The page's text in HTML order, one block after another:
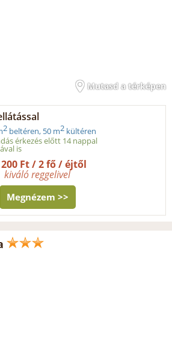
Mutasd a térképen
2 beltéren, 50 m2 kültéren
érkezés előtt 14 nappal
is
200 Ft / 2 fő / éjtől
kiváló reggelivel
Megnézem >>